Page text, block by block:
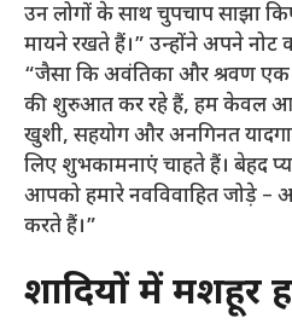
उन लोगों के साथ चुपचाप साझा
मायने रखते हैं।” उन्होंने अपने नोट
“जैसा कि अवंतिका और श्रवण
की शुरुआत कर रहे हैं, हम केवल
खुशी, सहयोग और अनगिनत
लिए शुभकामनाएं चाहते हैं। बेहद
आपको हमारे नवविवाहित जोड़े –
करते हैं।”
शादियों में मशहूर